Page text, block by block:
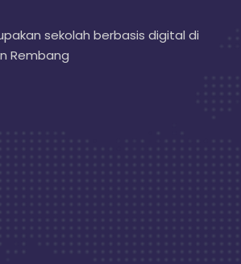
sekolah berbasis digital di
Rembang